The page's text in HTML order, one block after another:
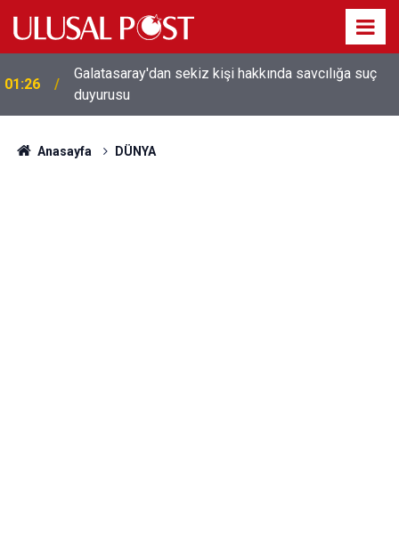
01:26
Galatasaray'dan sekiz kişi hakkında savcılığa suç
duyurusu
Anasayfa DÜNYA